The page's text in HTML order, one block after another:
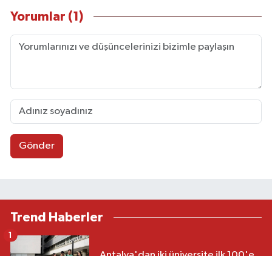
Yorumlar (1)
Gönder
Trend Haberler
1